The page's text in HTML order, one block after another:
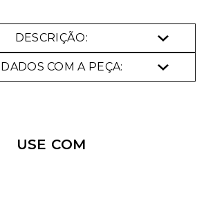
personal shopper
o tamanho que você deseja:
DESCRIÇÃO:
COM A PEÇA:
USE COM